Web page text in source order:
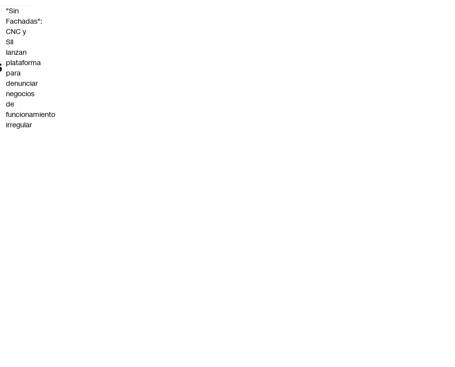
"Sin
Fachadas":
CNC y
SII
lanzan
plataforma
para
denunciar
negocios
de
funcionamiento
irregular